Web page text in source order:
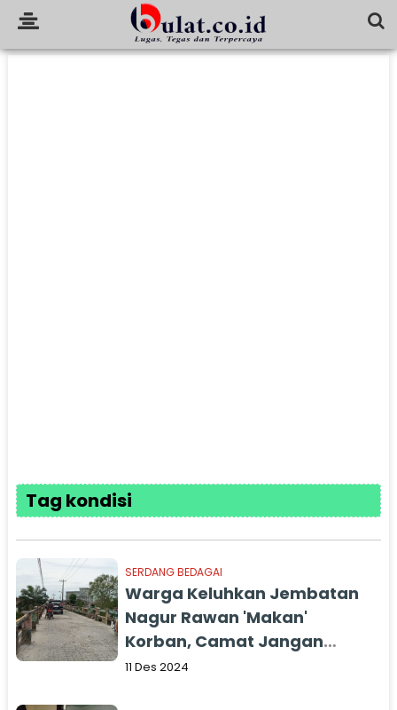
Tag kondisi
SERDANG BEDAGAI
Warga Keluhkan Jembatan
Nagur Rawan 'Makan'
Korban, Camat Jangan
Tutup Mata
11 Des 2024